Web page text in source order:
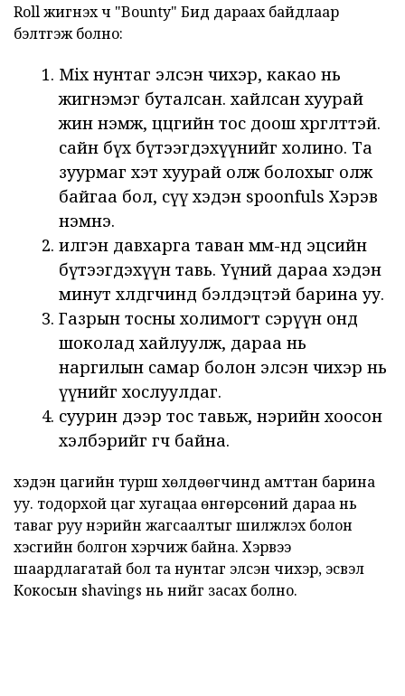
Roll жигнэх ч "Bounty" Бид дараах байдлаар
бэлтгэж болно:
Mix нунтаг элсэн чихэр, какао нь
жигнэмэг буталсан. хайлсан хуурай
жин нэмж, цөцгийн тос доош хөргөлттэй.
сайн бүх бүтээгдэхүүнийг холино. Та
зуурмаг хэт хуурай олж болохыг олж
байгаа бол, сүү хэдэн spoonfuls Хэрэв
нэмнэ.
илгэн давхарга таван мм-нд эцсийн
бүтээгдэхүүн тавь. Үүний дараа хэдэн
минут хөлдөөгчинд бэлдэцтэй барина уу.
Газрын тосны холимогт сэрүүн онд
шоколад хайлуулж, дараа нь
наргилын самар болон элсэн чихэр нь
үүнийг хослуулдаг.
суурин дээр тос тавьж, нэрийн хоосон
хэлбэрийг өгч байна.
хэдэн цагийн турш хөлдөөгчинд амттан барина
уу. тодорхой цаг хугацаа өнгөрсөний дараа нь
таваг руу нэрийн жагсаалтыг шилжүүлэх болон
хэсгийн болгон хэрчиж байна. Хэрвээ
шаардлагатай бол та нунтаг элсэн чихэр, эсвэл
Кокосын shavings нь үүнийг засах болно.